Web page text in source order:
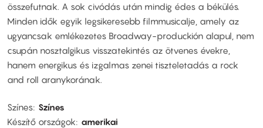
összefutnak. A sok civódás után mindig édes a békülés.
Minden idők egyik legsikeresebb filmmusicalje, amely az
ugyancsak emlékezetes Broadway-produckión alapul, nem
csupán nosztalgikus visszatekintés az ötvenes évekre,
hanem energikus és izgalmas zenei tiszteletadás a rock
and roll aranykorának.
Színes Színes
Készítő országok
amerikai